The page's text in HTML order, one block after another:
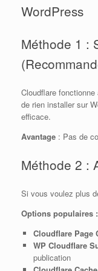
WordPress
Méthode 1 :
Cloudflare
de rien installer sur
efficace.
Avantage : Pas de
Méthode 2 :
Si vous voulez plus
Options populaires :
Cloudflare Page
WP Cloudflare
publication